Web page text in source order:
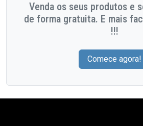
Venda os seus produtos e
de forma gratuita. E mais
!!!
Comece agora!